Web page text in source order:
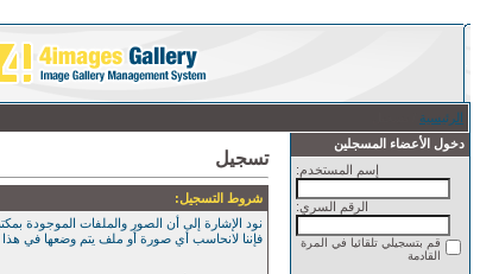
الرئيسية
دخول الأعضاء المسجلين
إسم المستخدم:
الرقم السري:
قم بتسجيلي تلقائيا في المرة
القادمة
تسجيل
شروط التسجيل:
نود الإشارة إلى أن الصور والملفات الموجودة
فإننا لانحاسب أي صورة أو ملف يتم وضعها في